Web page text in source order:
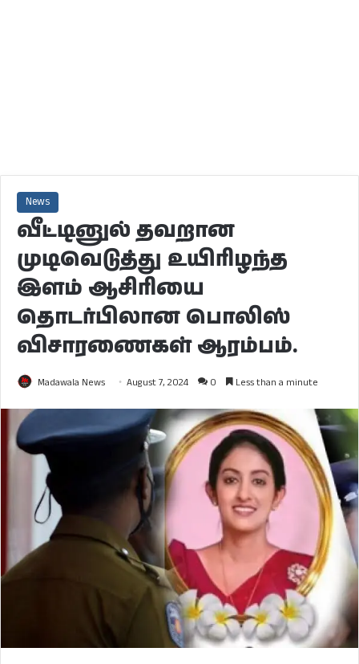
News
வீட்டினுல் தவறான
முடிவெடுத்து உயிரிழந்த
இளம் ஆசிரியை
தொடர்பிலான பொலிஸ்
விசாரணைகள் ஆரம்பம்.
Madawala News August 7, 2024 0 Less than a minute